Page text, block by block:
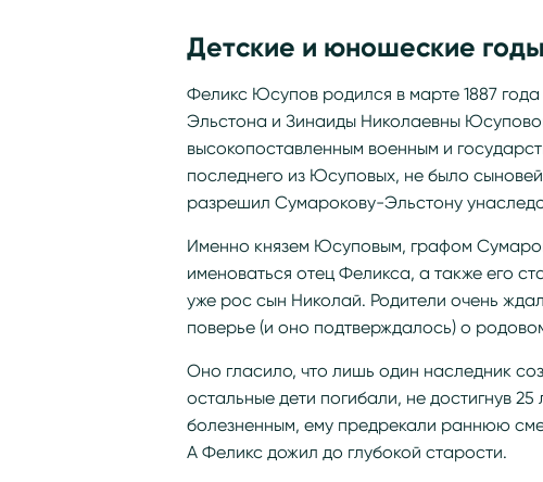
Детские и юношеские годы
Феликс Юсупов родился в марте 1887
Эльстона и Зинаиды Николаевны
высокопоставленным военным и
последнего из Юсуповых, не было
разрешил Сумарокову-Эльстону
Именно князем Юсуповым, графом
именоваться отец Феликса, а также его
уже рос сын Николай. Родители очень
поверье (и оно подтверждалось) о
Оно гласило, что лишь один наследник
остальные дети погибали, не достигнув
болезненным, ему предрекали раннюю
А Феликс дожил до глубокой старости.